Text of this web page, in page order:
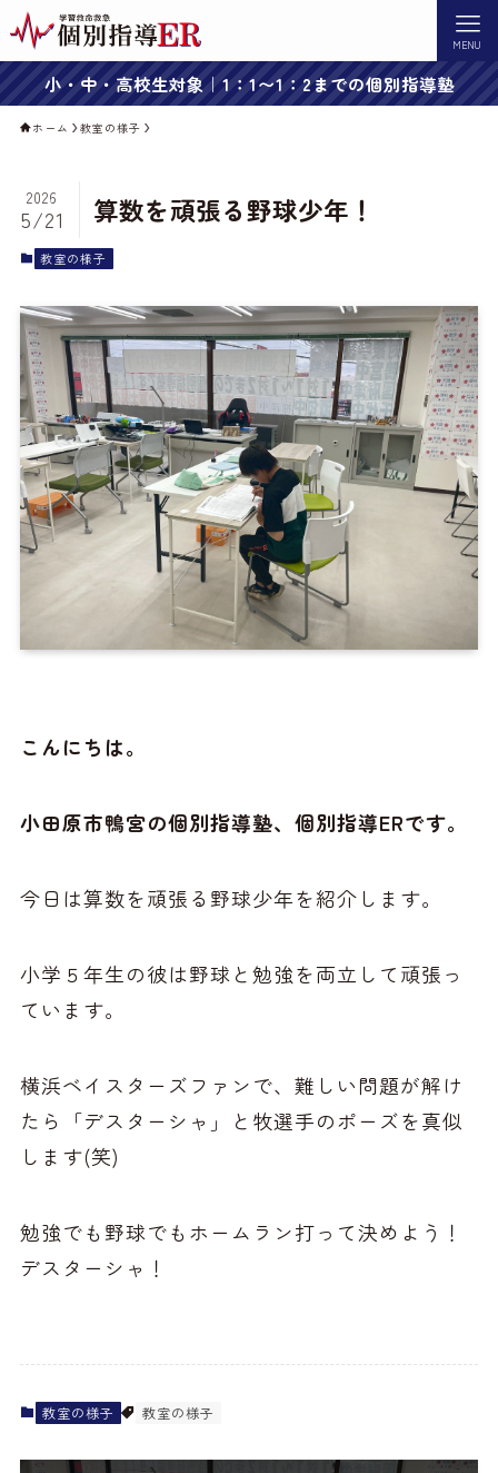
MENU
小・中・高校生対象｜1：1〜1：2までの個別指導塾
ホーム 教室の様子
算数を頑張る野球少年！
2026
5/21
教室の様子
こんにちは。
小田原市鴨宮の個別指導塾、個別指導ERです。
今日は算数を頑張る野球少年を紹介します。
小学５年生の彼は野球と勉強を両立して頑張っ
ています。
横浜ベイスターズファンで、難しい問題が解け
たら「デスターシャ」と牧選手のポーズを真似
します(笑)
勉強でも野球でもホームラン打って決めよう！
デスターシャ！
教室の様子 教室の様子